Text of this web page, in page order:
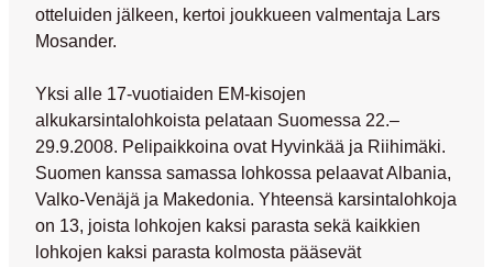
otteluiden jälkeen, kertoi joukkueen valmentaja Lars
Mosander.
Yksi alle 17-vuotiaiden EM-kisojen
alkukarsintalohkoista pelataan Suomessa 22.–
29.9.2008. Pelipaikkoina ovat Hyvinkää ja Riihimäki.
Suomen kanssa samassa lohkossa pelaavat Albania,
Valko-Venäjä ja Makedonia. Yhteensä karsintalohkoja
on 13, joista lohkojen kaksi parasta sekä kaikkien
lohkojen kaksi parasta kolmosta pääsevät